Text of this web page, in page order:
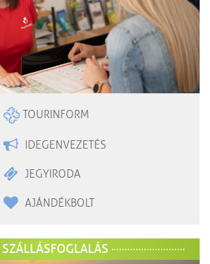
TOURINFORM
IDEGENVEZETÉS
JEGYIRODA
AJÁNDÉKBOLT
SZÁLLÁSFOGLALÁS